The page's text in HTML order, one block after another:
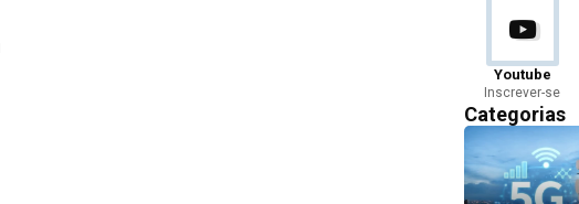
Youtube
Inscrever-se
Categorias